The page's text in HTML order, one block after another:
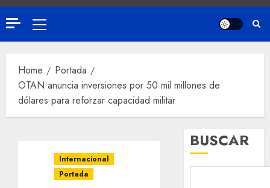
Home
Portada
OTAN anuncia inversiones por 50 mil millones de
dólares para reforzar capacidad militar
Internacional
Portada
BUSCAR